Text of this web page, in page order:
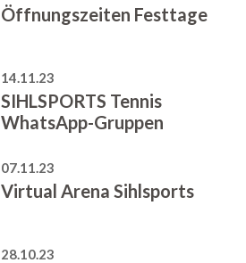
Öffnungszeiten Festtage
14.11.23
SIHLSPORTS Tennis
WhatsApp-Gruppen
07.11.23
Virtual Arena Sihlsports
28.10.23